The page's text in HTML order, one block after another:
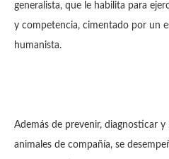
generalista, que le habilita para
y competencia, cimentado por un
humanista.
Además de prevenir, diagnosticar
animales de compañía, se